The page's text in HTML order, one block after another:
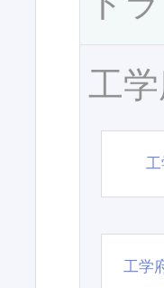
工
工学